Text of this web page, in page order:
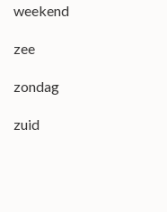
weekend
zee
zondag
zuid